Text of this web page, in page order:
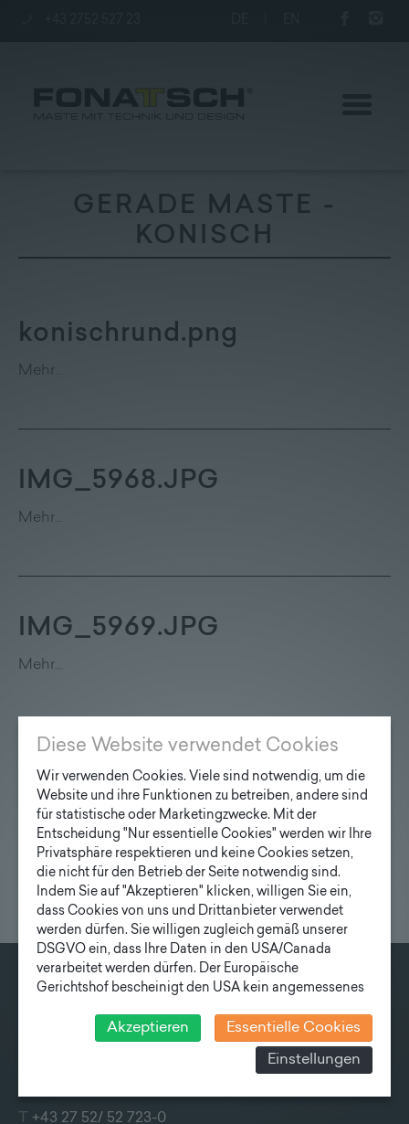
Aktuelles
station
Kontakt |
GERADE MASTE -
KONISCH
konischrund.png
Mehr…
IMG_5968.JPG
Mehr…
IMG_5969.JPG
Mehr…
Innsbruck1.JPG
Mehr…
Fonatsch GmbH
+43 27 52/ 52 723-0
Diese Website verwendet Cookies
Wir verwenden Cookies. Viele sind notwendig, um die
Website und ihre Funktionen zu betreiben, andere sind
für statistische oder Marketingzwecke. Mit der
Entscheidung "Nur essentielle Cookies" werden wir Ihre
Privatsphäre respektieren und keine Cookies setzen,
die nicht für den Betrieb der Seite notwendig sind.
Indem Sie auf "Akzeptieren" klicken, willigen Sie ein,
dass Cookies von uns und Drittanbieter verwendet
werden dürfen. Sie willigen zugleich gemäß unserer
DSGVO ein, dass Ihre Daten in den USA/Canada
verarbeitet werden dürfen. Der Europäische
Gerichtshof bescheinigt den USA kein angemessenes
Risiko, dass ihre Daten durch US-Behörden, zu
Kontroll- und zu Überwachungszwecken, verarbeitet
werden und dagegen keine wirksamen Rechtsbehelfe
Akzeptieren Essentielle Cookies
Einstellungen